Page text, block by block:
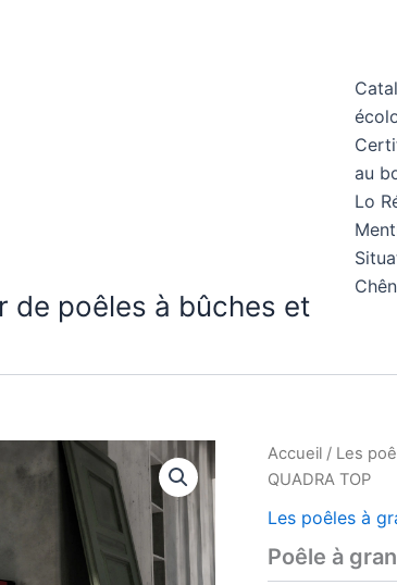
de poêles à bûches et
au
Lo
Accueil / Les
QUADRA TOP
Les poêles à
Poêle à